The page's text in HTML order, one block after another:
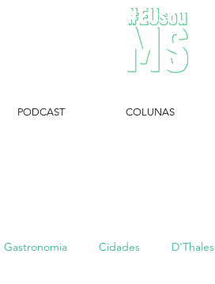
Gastronomia Cidades D'Thales
PODCAST COLUNAS